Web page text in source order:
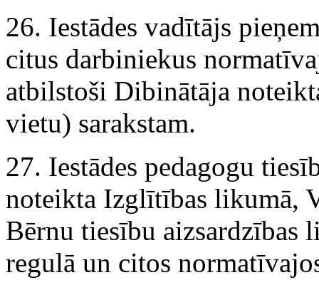
26. Iestādes vadītājs
citus darbiniekus
atbilstoši Dibinātāja
vietu) sarakstam.
27. Iestādes pedagogu
noteikta Izglītības likumā,
Bērnu tiesību aizsardzības
regulā un citos